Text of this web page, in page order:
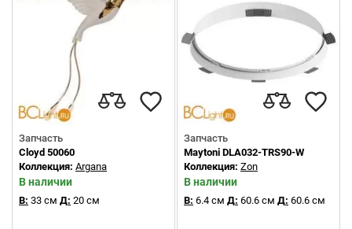
Запчасть
Cloyd 50060
Коллекция: Argana
В наличии
В: 33 см Д: 20 см
Запчасть
Maytoni DLA032-TRS90-W
Коллекция: Zon
В наличии
В: 6.4 см Д: 60.6 см Д: 60.6 см